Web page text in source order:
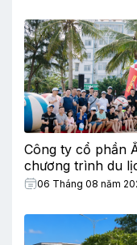
Công ty cổ phần
chương trình du
06 Tháng 08 năm